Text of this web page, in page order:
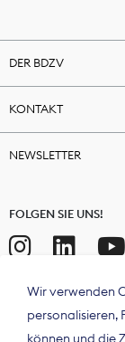
DER BDZV
KONTAKT
NEWSLETTER
FOLGEN SIE UNS!
Wir verwenden
personalisieren,
können und die